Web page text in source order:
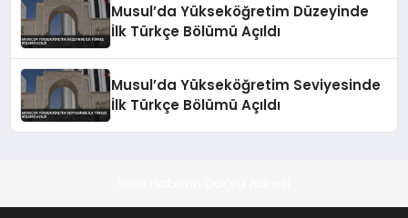
Musul’da Yükseköğretim Düzeyinde
İlk Türkçe Bölümü Açıldı
Musul’da Yükseköğretim Seviyesinde
İlk Türkçe Bölümü Açıldı